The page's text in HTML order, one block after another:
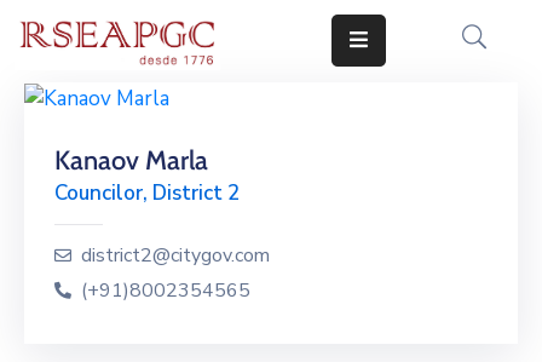
INICIO
ACTIVIDADES
Kanaov Marla
Councilor, District 2
district2@citygov.com
(+91)8002354565